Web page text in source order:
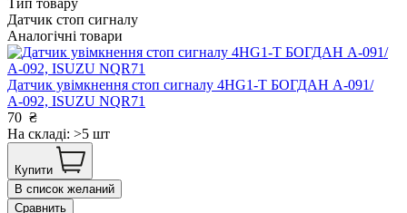
Тип товару
Датчик стоп сигналу
Аналогічні товари
Датчик увiмкнення стоп сигналу 4HG1-T БОГДАН А-091/
А-092, ISUZU NQR71
70 ₴
На складі: >5 шт
Купити
В список желаний
Сравнить